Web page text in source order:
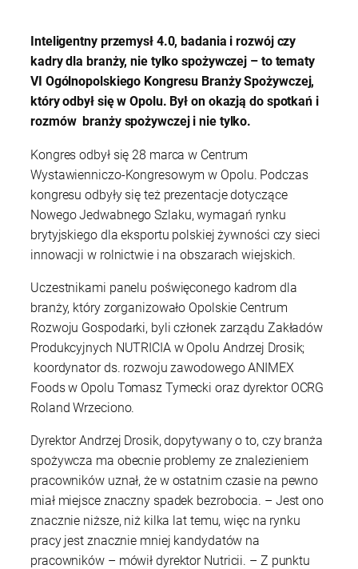
Inteligentny przemysł 4.0, badania i rozwój czy
kadry dla branży, nie tylko spożywczej – to tematy
VI Ogólnopolskiego Kongresu Branży Spożywczej,
który odbył się w Opolu. Był on okazją do spotkań i
rozmów branży spożywczej i nie tylko.
Kongres odbył się 28 marca w Centrum
Wystawienniczo-Kongresowym w Opolu. Podczas
kongresu odbyły się też prezentacje dotyczące
Nowego Jedwabnego Szlaku, wymagań rynku
brytyjskiego dla eksportu polskiej żywności czy sieci
innowacji w rolnictwie i na obszarach wiejskich.
Uczestnikami panelu poświęconego kadrom dla
branży, który zorganizowało Opolskie Centrum
Rozwoju Gospodarki, byli członek zarządu Zakładów
Produkcyjnych NUTRICIA w Opolu Andrzej Drosik;
koordynator ds. rozwoju zawodowego ANIMEX
Foods w Opolu Tomasz Tymecki oraz dyrektor OCRG
Roland Wrzeciono.
Dyrektor Andrzej Drosik, dopytywany o to, czy branża
spożywcza ma obecnie problemy ze znalezieniem
pracowników uznał, że w ostatnim czasie na pewno
miał miejsce znaczny spadek bezrobocia. – Jest ono
znacznie niższe, niż kilka lat temu, więc na rynku
pracy jest znacznie mniej kandydatów na
pracowników – mówił dyrektor Nutricii. – Z punktu